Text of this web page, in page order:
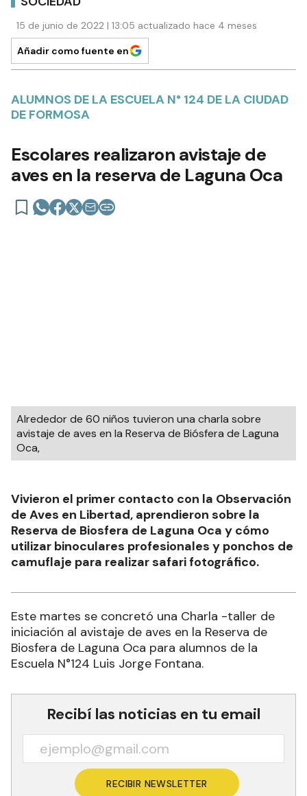
15 de junio de 2022 | 13:05 actualizado hace 4 meses
Añadir como fuente en
ALUMNOS DE LA ESCUELA N° 124 DE LA CIUDAD
DE FORMOSA
Escolares realizaron avistaje de
aves en la reserva de Laguna Oca
Alrededor de 60 niños tuvieron una charla sobre
avistaje de aves en la Reserva de Biósfera de Laguna
Oca,
Vivieron el primer contacto con la Observación
de Aves en Libertad, aprendieron sobre la
Reserva de Biosfera de Laguna Oca y cómo
utilizar binoculares profesionales y ponchos de
camuflaje para realizar safari fotográfico.
Este martes se concretó una Charla -taller de
iniciación al avistaje de aves en la Reserva de
Biosfera de Laguna Oca para alumnos de la
Escuela N°124 Luis Jorge Fontana.
Recibí las noticias en tu email
RECIBIR NEWSLETTER